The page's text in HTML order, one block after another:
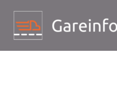
contenu